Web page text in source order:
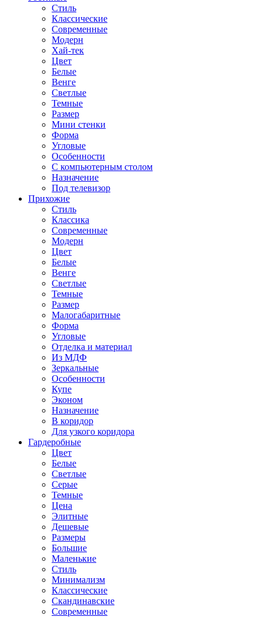
Стиль
Классические
Современные
Модерн
Хай-тек
Цвет
Белые
Венге
Светлые
Темные
Размер
Мини стенки
Форма
Угловые
Особенности
С компьютерным столом
Назначение
Под телевизор
Прихожие
Стиль
Классика
Современные
Модерн
Цвет
Белые
Венге
Светлые
Темные
Размер
Малогабаритные
Форма
Угловые
Отделка и материал
Из МДФ
Зеркальные
Особенности
Купе
Эконом
Назначение
В коридор
Для узкого коридора
Гардеробные
Цвет
Белые
Светлые
Серые
Темные
Цена
Элитные
Дешевые
Размеры
Большие
Маленькие
Стиль
Минимализм
Классические
Скандинавские
Современные